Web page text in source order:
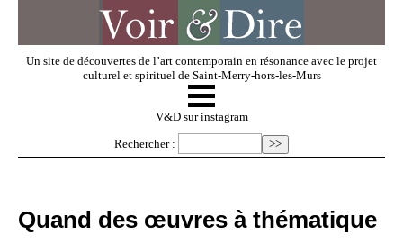
Un site de découvertes de l’art contemporain en résonance avec le projet
culturel et spirituel de Saint-Merry-hors-les-Murs
V & D
Exposer
☰
V&D sur instagram
Rechercher :
Quand des œuvres à thématique